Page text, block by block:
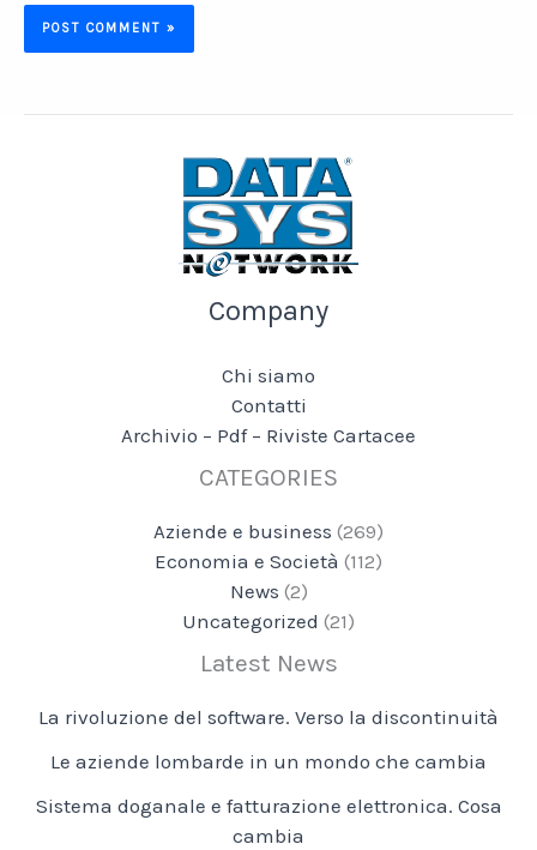
Company
Chi siamo
Contatti
Archivio – Pdf – Riviste Cartacee
CATEGORIES
Aziende e business (269)
Economia e Società (112)
News (2)
Uncategorized (21)
Latest News
La rivoluzione del software. Verso la discontinuità
Le aziende lombarde in un mondo che cambia
Sistema doganale e fatturazione elettronica. Cosa
cambia